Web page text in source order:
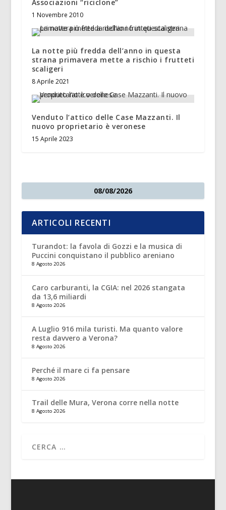
Associazioni “riciclone”
1 Novembre 2010
La notte più fredda dell’anno in questa
strana primavera mette a rischio i frutteti
scaligeri
8 Aprile 2021
Venduto l’attico delle Case Mazzanti. Il
nuovo proprietario è veronese
15 Aprile 2023
08/08/2026
ARTICOLI RECENTI
Turandot: la favola di Gozzi e la musica di
Puccini conquistano il pubblico areniano
8 Agosto 2026
Caro carburanti, la CGIA: nel 2026 stangata
da 13,6 miliardi
8 Agosto 2026
A Luglio 916 mila turisti. Ma quanto valore
resta davvero a Verona?
8 Agosto 2026
Perché il mare ci fa pensare
8 Agosto 2026
Trail delle Mura, Verona corre nella notte
8 Agosto 2026